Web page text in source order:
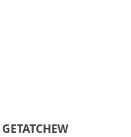
GETATCHEW